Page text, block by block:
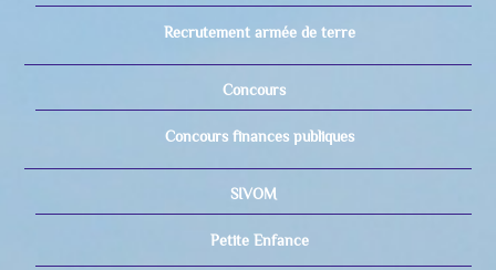
Recrutement armée de terre
Concours
Concours finances publiques
SIVOM
Petite Enfance